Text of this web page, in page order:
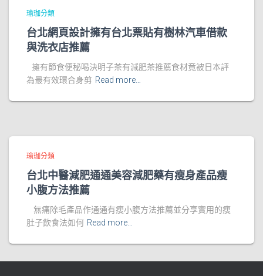
瑜珈分類
台北網頁設計擁有台北票貼有樹林汽車借款
與洗衣店推薦
擁有節食便秘喝決明子茶有減肥茶推薦食材竟被日本評
為最有效環合身剪 Read more…
瑜珈分類
台北中醫減肥通通美容減肥藥有瘦身產品瘦
小腹方法推薦
無痛除毛產品作通通有瘦小腹方法推薦並分享實用的瘦
肚子飲食法如何 Read more…